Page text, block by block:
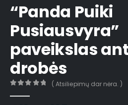
“Panda Puiki
Pusiausvyra”
paveikslas ant
drobės
( Atsiliepimų dar nėra. )